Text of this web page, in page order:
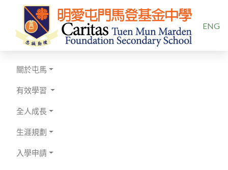
ENG
關於屯馬
有效學習
全人成長
生涯規劃
入學申請